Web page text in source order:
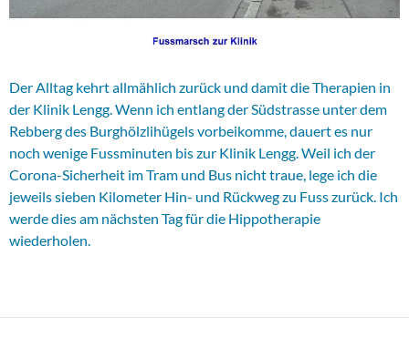
Der Alltag kehrt allmählich zurück und damit die Therapien in
der Klinik Lengg. Wenn ich entlang der Südstrasse unter dem
Rebberg des Burghölzlihügels vorbeikomme, dauert es nur
noch wenige Fussminuten bis zur Klinik Lengg. Weil ich der
Corona-Sicherheit im Tram und Bus nicht traue, lege ich die
jeweils sieben Kilometer Hin- und Rückweg zu Fuss zurück. Ich
werde dies am nächsten Tag für die Hippotherapie
wiederholen.